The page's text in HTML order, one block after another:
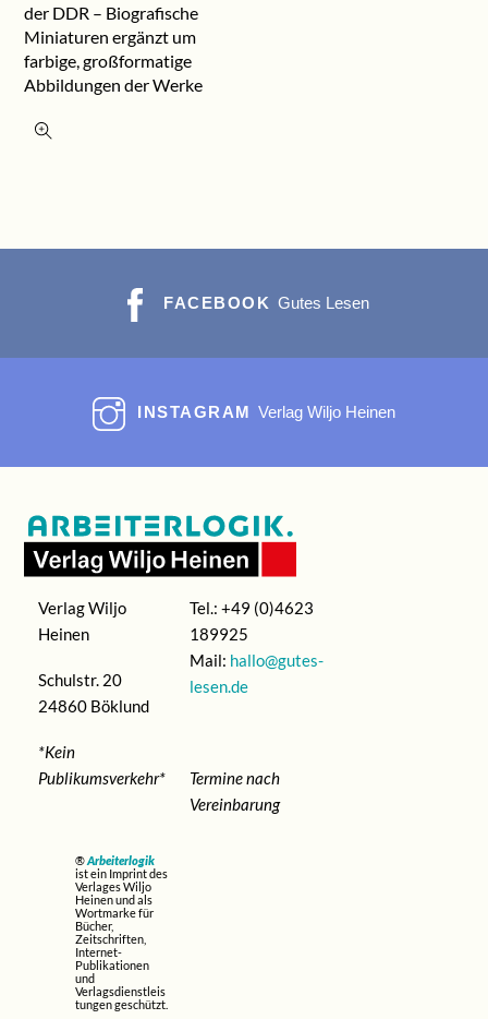
der DDR – Biografische
Miniaturen ergänzt um
farbige, großformatige
Abbildungen der Werke
FACEBOOK Gutes Lesen
INSTAGRAM Verlag Wiljo Heinen
Verlag Wiljo
Heinen
Schulstr. 20
24860 Böklund
*Kein
Publikumsverkehr*
Tel.: +49 (0)4623
189925
Mail: hallo@gutes-
lesen.de
Termine nach
Vereinbarung
®Arbeiterlogik
ist ein Imprint des
Verlages Wiljo
Heinen und als
Wortmarke für
Bücher,
Zeitschriften,
Internet-
Publikationen
und
Verlagsdienstleis
tungen geschützt.